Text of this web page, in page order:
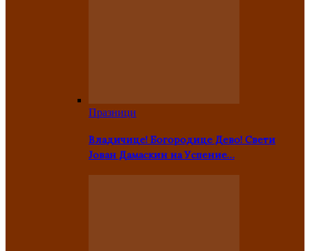
Празници
Владичице! Богородице Дево! Свети
Јован Дамаскин на Успение…